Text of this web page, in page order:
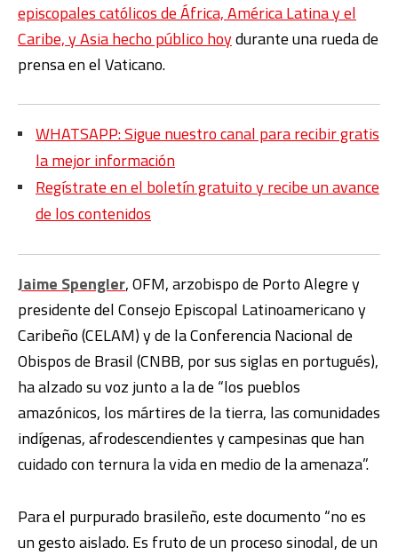
episcopales católicos de África, América Latina y el
Caribe, y Asia hecho público hoydurante una rueda de
prensa en el Vaticano.
WHATSAPP: Sigue nuestro canal para recibir gratis
la mejor información
Regístrate en el boletín gratuito y recibe un avance
de los contenidos
Jaime Spengler, OFM, arzobispo de Porto Alegre y
presidente del Consejo Episcopal Latinoamericano y
Caribeño (CELAM) y de la Conferencia Nacional de
Obispos de Brasil (CNBB, por sus siglas en portugués),
ha alzado su voz junto a la de “los pueblos
amazónicos, los mártires de la tierra, las comunidades
indígenas, afrodescendientes y campesinas que han
cuidado con ternura la vida en medio de la amenaza”.
Para el purpurado brasileño, este documento “no es
un gesto aislado. Es fruto de un proceso sinodal, de un